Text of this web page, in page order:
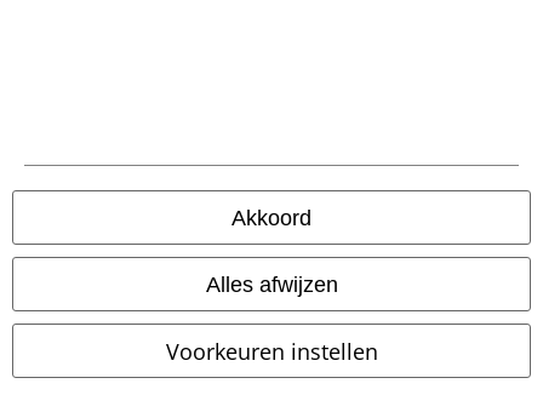
Akkoord
Alles afwijzen
Voorkeuren instellen
Onze online shops
EMP International